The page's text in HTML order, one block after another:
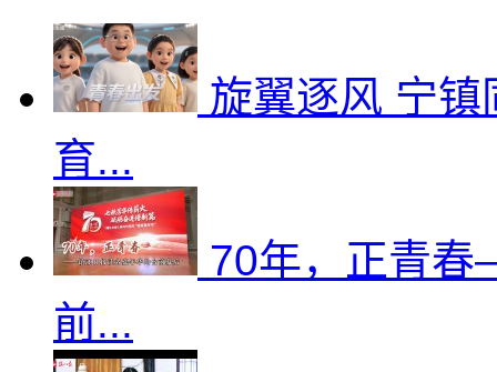
旋翼逐风 宁
育...
70年，正青
前...